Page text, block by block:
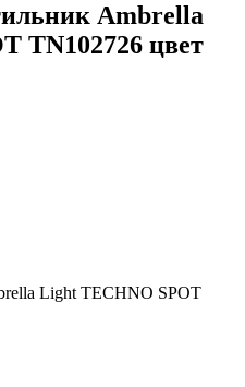
Ambrella
TN102726 цвет
Light TECHNO SPOT